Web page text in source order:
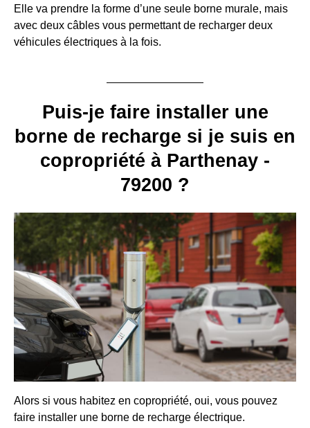
Elle va prendre la forme d’une seule borne murale, mais
avec deux câbles vous permettant de recharger deux
véhicules électriques à la fois.
Puis-je faire installer une
borne de recharge si je suis en
copropriété à Parthenay -
79200 ?
Alors si vous habitez en copropriété, oui, vous pouvez
faire installer une borne de recharge électrique.